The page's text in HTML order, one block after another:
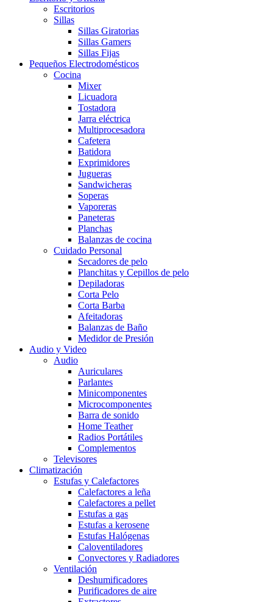
Escritorios
Sillas
Sillas Giratorias
Sillas Gamers
Sillas Fijas
Pequeños Electrodomésticos
Cocina
Mixer
Licuadora
Tostadora
Jarra eléctrica
Multiprocesadora
Cafetera
Batidora
Exprimidores
Jugueras
Sandwicheras
Soperas
Vaporeras
Paneteras
Planchas
Balanzas de cocina
Cuidado Personal
Secadores de pelo
Planchitas y Cepillos de pelo
Depiladoras
Corta Pelo
Corta Barba
Afeitadoras
Balanzas de Baño
Medidor de Presión
Audio y Video
Audio
Auriculares
Parlantes
Minicomponentes
Microcomponentes
Barra de sonido
Home Teather
Radios Portátiles
Complementos
Televisores
Climatización
Estufas y Calefactores
Calefactores a leña
Calefactores a pellet
Estufas a gas
Estufas a kerosene
Estufas Halógenas
Caloventiladores
Convectores y Radiadores
Ventilación
Deshumificadores
Purificadores de aire